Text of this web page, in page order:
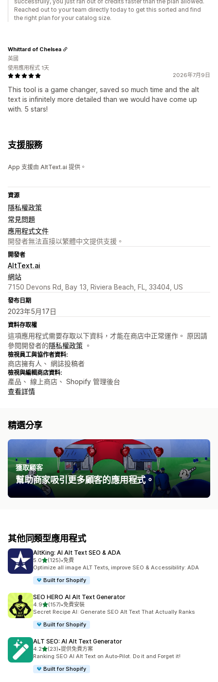
Reached out to your team directly today to get this sorted and find
the right plan for your catalog size.
2026年7月9日
This tool is a game changer, saved so much time and the alt
text is infinitely more detailed than we would have come up
with. 5 stars!
Whittard of Chelsea
英國
使用應用程式 1天
支援服務
App 支援由 AltText.ai 提供。
資源
隱私權政策
常見問題
應用程式文件
開發者無法直接以繁體中文提供支援。
開發者
AltText.ai
網站
7150 Devons Rd, Bay 13, Riviera Beach, FL, 33404, US
發布日期
2023年5月17日
資料存取權
這項應用程式需要存取以下資料，才能在商店中正常運作。 原因請
參閱開發者的隱私權政策 。
檢視員工與協作者資料:
商店擁有人、 網誌投稿者
檢視與編輯商店資料:
產品、 線上商店、 Shopify 管理後台
查看詳情
精選分享
獲取顧客
幫助商家吸引更多顧客的應用程式。
其他同類型應用程式
AltKing: AI Alt Text SEO & ADA
5.0滿分 5 顆星
(125)
共有 125 則評價
•免費
Optimize all image ALT Texts, improve SEO & Accessibility: ADA
Built for Shopify
SEO HERO AI Alt Text Generator
4.9滿分 5 顆星
(157)
共有 157 則評價
•免費安裝
Secret Recipe AI: Generate SEO Alt Text That Actually Ranks
Built for Shopify
ALT SEO: AI Alt Text Generator
4.2滿分 5 顆星
(23)
共有 23 則評價
•提供免費方案
Ranking SEO AI Alt Text on Auto‑Pilot. Do it and Forget it!
Built for Shopify